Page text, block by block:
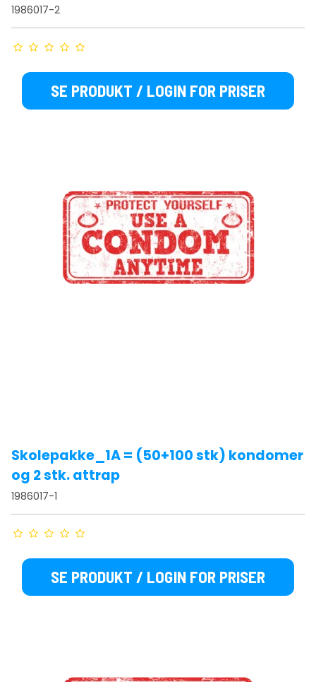
1986017-2
SE PRODUKT / LOGIN FOR PRISER
Skolepakke_1A = (50+100 stk) kondomer
og 2 stk. attrap
1986017-1
SE PRODUKT / LOGIN FOR PRISER